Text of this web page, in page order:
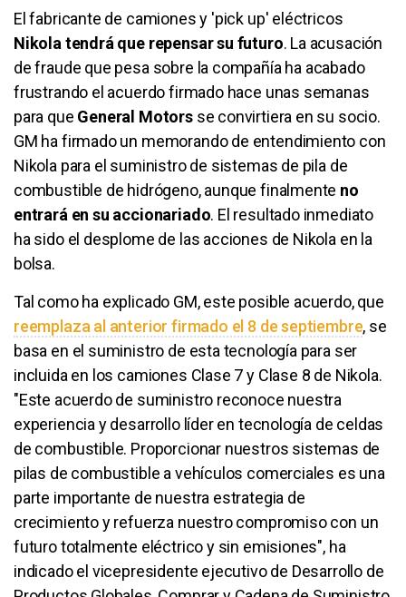
El fabricante de camiones y 'pick up' eléctricos
Nikola tendrá que repensar su futuro. La acusación
de fraude que pesa sobre la compañía ha acabado
frustrando el acuerdo firmado hace unas semanas
para que General Motorsse convirtiera en su socio.
GM ha firmado un memorando de entendimiento con
Nikola para el suministro de sistemas de pila de
combustible de hidrógeno, aunque finalmente no
entrará en su accionariado. El resultado inmediato
ha sido el desplome de las acciones de Nikola en la
bolsa.
Tal como ha explicado GM, este posible acuerdo, que
reemplaza al anterior firmado el 8 de septiembre, se
basa en el suministro de esta tecnología para ser
incluida en los camiones Clase 7 y Clase 8 de Nikola.
"Este acuerdo de suministro reconoce nuestra
experiencia y desarrollo líder en tecnología de celdas
de combustible. Proporcionar nuestros sistemas de
pilas de combustible a vehículos comerciales es una
parte importante de nuestra estrategia de
crecimiento y refuerza nuestro compromiso con un
futuro totalmente eléctrico y sin emisiones", ha
indicado el vicepresidente ejecutivo de Desarrollo de